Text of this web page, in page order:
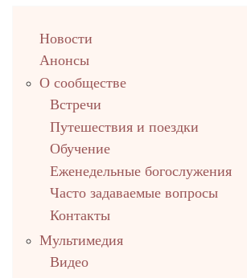
upНовости
Анонсы
О сообществе
Встречи
Путешествия и поездки
Обучение
Еженедельные богослужения
Часто задаваемые вопросы
Контакты
Мультимедия
Видео